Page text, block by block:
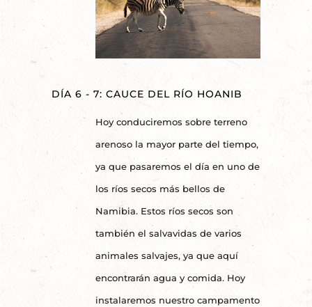
DÍA 6 - 7: CAUCE DEL RÍO HOANIB
Hoy conduciremos sobre terreno
arenoso la mayor parte del tiempo,
ya que pasaremos el día en uno de
los ríos secos más bellos de
Namibia. Estos ríos secos son
también el salvavidas de varios
animales salvajes, ya que aquí
encontrarán agua y comida. Hoy
instalaremos nuestro campamento